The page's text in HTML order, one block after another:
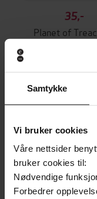
Samtykke
Vi bruker cookies
Våre nettsider
bruker cookies til:
Nødvendige
Forbedrer
35,-
Planet of
Vinner av